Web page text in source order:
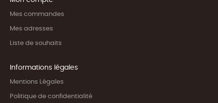
Mes commandes
Mes adresses
Liste de souhaits
Informations légales
Mentions Légales
Politique de confidentialité